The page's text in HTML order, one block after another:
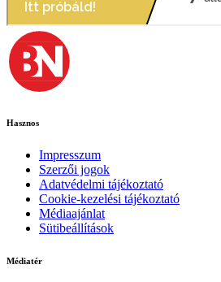
Hasznos
Impresszum
Szerzői jogok
Adatvédelmi tájékoztató
Cookie-kezelési tájékoztató
Médiaajánlat
Sütibeállítások
Médiatér